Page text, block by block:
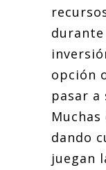
opción
pasar a
dando
juegan